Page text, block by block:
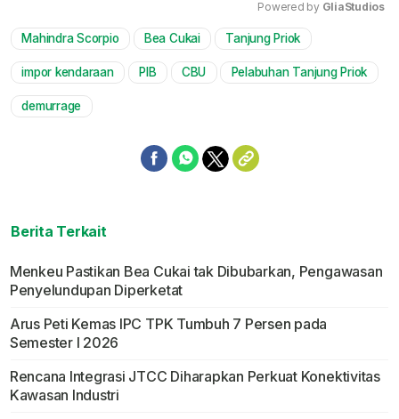
Powered by GliaStudios
Mahindra Scorpio Bea Cukai Tanjung Priok
impor kendaraan PIB CBU Pelabuhan Tanjung Priok
demurrage
Berita Terkait
Menkeu Pastikan Bea Cukai tak Dibubarkan, Pengawasan
Penyelundupan Diperketat
Arus Peti Kemas IPC TPK Tumbuh 7 Persen pada
Semester I 2026
Rencana Integrasi JTCC Diharapkan Perkuat Konektivitas
Kawasan Industri